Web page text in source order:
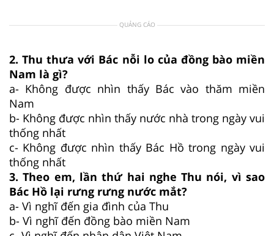
QUẢNG CÁO
2. Thu thưa với Bác nỗi lo của đồng bào miền
Nam là gì?
a- Không được nhìn thấy Bác vào thăm miền
Nam
b- Không được nhìn thấy nước nhà trong ngày vui
thống nhất
c- Không được nhìn thấy Bác Hồ trong ngày vui
thống nhất
3. Theo em, lần thứ hai nghe Thu nói, vì sao
Bác Hồ lại rưng rưng nước mắt?
a- Vì nghĩ đến gia đình của Thu
b- Vì nghĩ đến đồng bào miền Nam